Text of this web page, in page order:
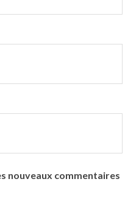
nouveaux commentaires